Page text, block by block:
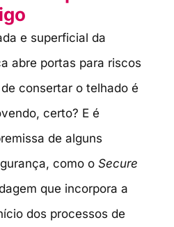
e superficial da
abre portas para riscos
consertar o telhado é
certo? E é
de alguns
como o Secure
que incorpora a
dos processos de